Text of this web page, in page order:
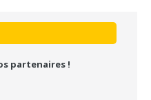
partenaires !